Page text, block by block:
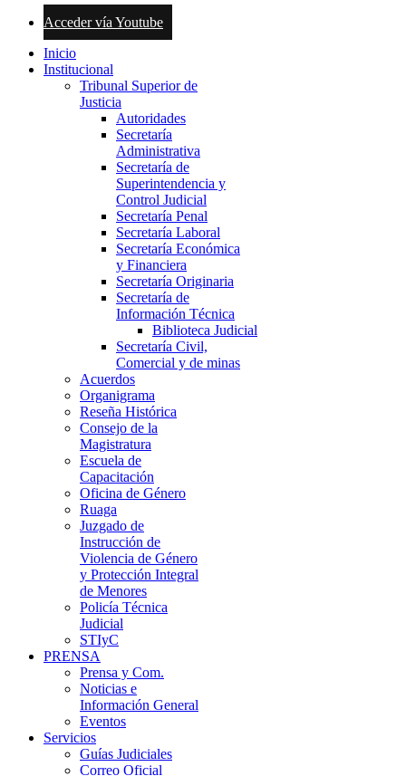
Acceder vía Youtube
Inicio
Institucional
Tribunal Superior de
Justicia
Autoridades
Secretaría
Administrativa
Secretaría de
Superintendencia y
Control Judicial
Secretaría Penal
Secretaría Laboral
Secretaría Económica
y Financiera
Secretaría Originaria
Secretaría de
Información Técnica
Biblioteca Judicial
Secretaría Civil,
Comercial y de minas
Acuerdos
Organigrama
Reseña Histórica
Consejo de la
Magistratura
Escuela de
Capacitación
Oficina de Género
Ruaga
Juzgado de
Instrucción de
Violencia de Género
y Protección Integral
de Menores
Policía Técnica
Judicial
STIyC
PRENSA
Prensa y Com.
Noticias e
Información General
Eventos
Servicios
Guías Judiciales
Correo Oficial